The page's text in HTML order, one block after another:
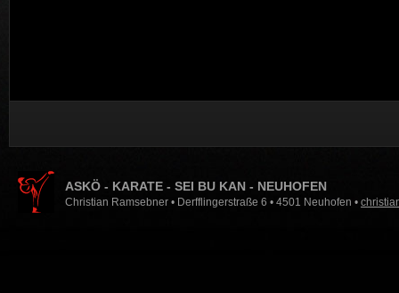
ASKÖ - KARATE - SEI BU KAN - NEUHOFEN
Christian Ramsebner • Derfflingerstraße 6 • 4501 Neuhofen •